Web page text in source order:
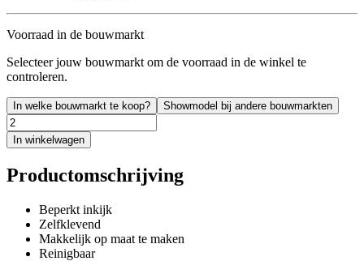
Voorraad in de bouwmarkt
Selecteer jouw bouwmarkt om de voorraad in de winkel te
controleren.
In welke bouwmarkt te koop? Showmodel bij andere bouwmarkten
In winkelwagen
Productomschrijving
Beperkt inkijk
Zelfklevend
Makkelijk op maat te maken
Reinigbaar